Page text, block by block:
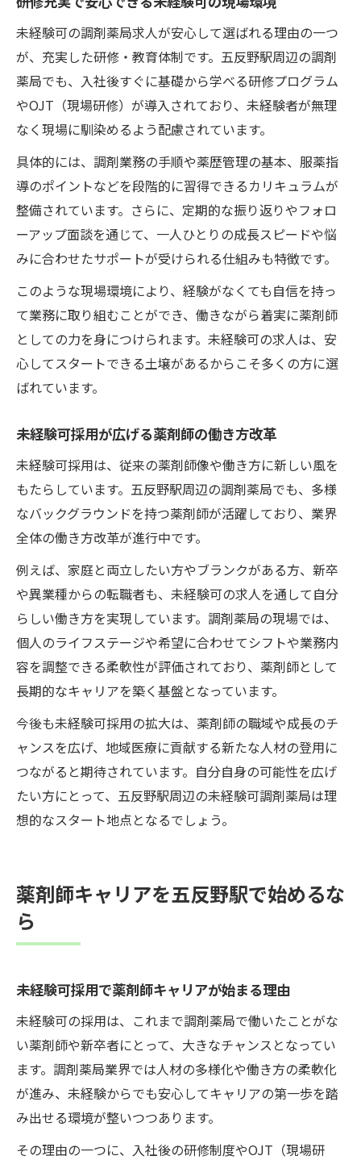
未経験可の調剤薬局求人が安心して選ばれる理由の一つ
が、充実した研修・教育体制です。五反野駅周辺の調剤
薬局でも、入社後すぐに基礎から学べる研修プログラム
やOJT（現場研修）が導入されており、未経験者が無理
なく現場に馴染めるよう配慮されています。
具体的には、調剤業務の手順や薬歴管理の基本、服薬指
導のポイントなどを段階的に習得できるカリキュラムが
整備されています。さらに、定期的な振り返りやフォロ
ーアップ面談を通じて、一人ひとりの成長スピードや悩
みに合わせたサポートが受けられる仕組みも特徴です。
このような現場環境により、経験がなくても自信を持っ
て業務に取り組むことができ、働きながら着実に薬剤師
としての力を身につけられます。未経験可の求人は、安
心してスタートできる土壌があるからこそ多くの方に選
ばれています。
未経験可採用が広げる薬剤師の働き方改革
未経験可採用は、従来の薬剤師像や働き方に新しい風を
もたらしています。五反野駅周辺の調剤薬局でも、多様
なバックグラウンドを持つ薬剤師が活躍しており、業界
全体の働き方改革が進行中です。
例えば、家庭と両立したい方やブランクがある方、新卒
や異業種からの転職者も、未経験可の求人を通して自分
らしい働き方を実現しています。調剤薬局の現場では、
個人のライフステージや希望に合わせてシフトや業務内
容を調整できる柔軟性が評価されており、薬剤師として
長期的なキャリアを築く基盤となっています。
今後も未経験可採用の拡大は、薬剤師の職域や成長のチ
ャンスを広げ、地域医療に貢献する新たな人材の登用に
つながると期待されています。自分自身の可能性を広げ
たい方にとって、五反野駅周辺の未経験可調剤薬局は理
想的なスタート地点となるでしょう。
薬剤師キャリアを五反野駅で始めるな
ら
未経験可採用で薬剤師キャリアが始まる理由
未経験可の採用は、これまで調剤薬局で働いたことがな
い薬剤師や新卒者にとって、大きなチャンスとなってい
ます。調剤薬局業界では人材の多様化や働き方の柔軟化
が進み、未経験からでも安心してキャリアの第一歩を踏
み出せる環境が整いつつあります。
その理由の一つに、入社後の研修制度やOJT（現場研